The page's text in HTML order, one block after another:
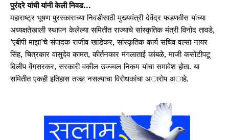
पुरंदरे यांची यांनी केली निवड…
महाराष्ट्र भूषण पुरस्काराच्या निवडीसाठी मुख्यमंत्री देवेंद्र फडणवीस यांच्या
अध्यक्षतेखाली स्थापन केलेल्या समितीत राज्याचे सांस्कृतिक मंत्री विनोद तावडे,
‘एबीपी माझा’चे संपादक राजीव खांडेकर, सांस्कृतिक कार्य सचिव वल्सा नायर
सिंह, चित्रकार वासुदेव कामत, कीर्तनकार मंगलाताई कांबळे, माजी कसोटीपटू
दिलीप वेंगसरकर, सरकारी वकील उज्ज्वल निकम यांचा समावेश होता. या
समितीत एकही इतिहास तज्ज्ञ नसल्याचा विराेधकांचा अाराेप अाहे.